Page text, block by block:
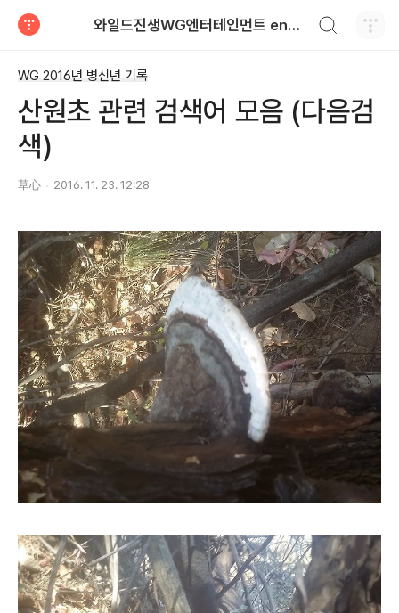
와일드진생WG엔터테인먼트 entertainment
WG 2016년 병신년 기록
산원초 관련 검색어 모음 (다음검
색)
草心 2016. 11. 23. 12:28